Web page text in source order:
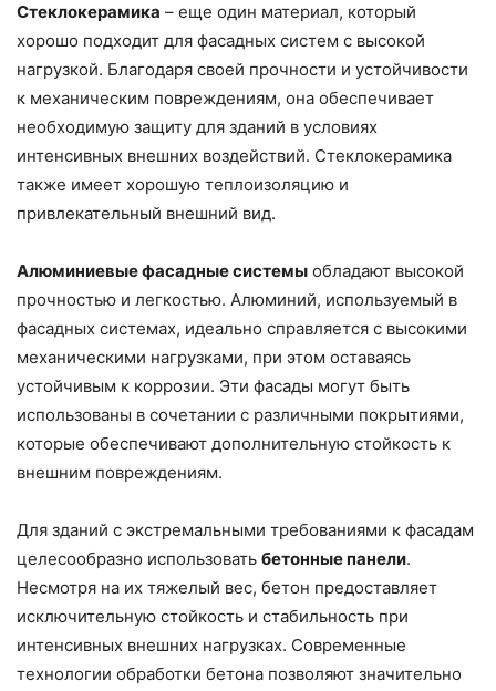
Стеклокерамика – еще один материал, который
хорошо подходит для фасадных систем с высокой
нагрузкой. Благодаря своей прочности и устойчивости
к механическим повреждениям, она обеспечивает
необходимую защиту для зданий в условиях
интенсивных внешних воздействий. Стеклокерамика
также имеет хорошую теплоизоляцию и
привлекательный внешний вид.
Алюминиевые фасадные системы обладают высокой
прочностью и легкостью. Алюминий, используемый в
фасадных системах, идеально справляется с высокими
механическими нагрузками, при этом оставаясь
устойчивым к коррозии. Эти фасады могут быть
использованы в сочетании с различными покрытиями,
которые обеспечивают дополнительную стойкость к
внешним повреждениям.
Для зданий с экстремальными требованиями к фасадам
целесообразно использовать бетонные панели.
Несмотря на их тяжелый вес, бетон предоставляет
исключительную стойкость и стабильность при
интенсивных внешних нагрузках. Современные
технологии обработки бетона позволяют значительно